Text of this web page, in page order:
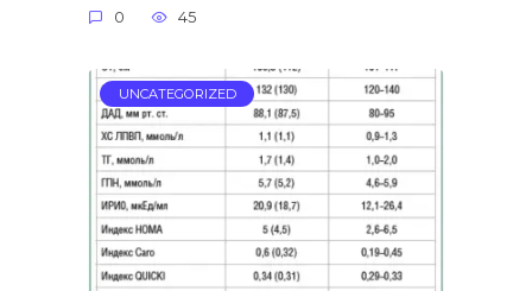
0 45
UNCATEGORIZED